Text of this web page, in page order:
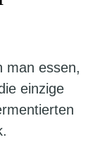
man essen,
einzige